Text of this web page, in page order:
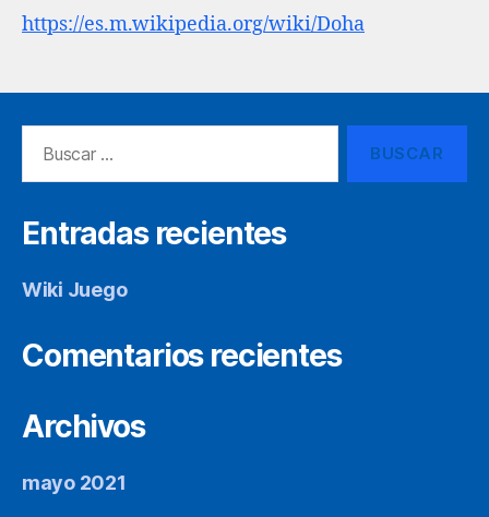
https://es.m.wikipedia.org/wiki/Doha
Entradas recientes
Wiki Juego
Comentarios recientes
Archivos
mayo 2021